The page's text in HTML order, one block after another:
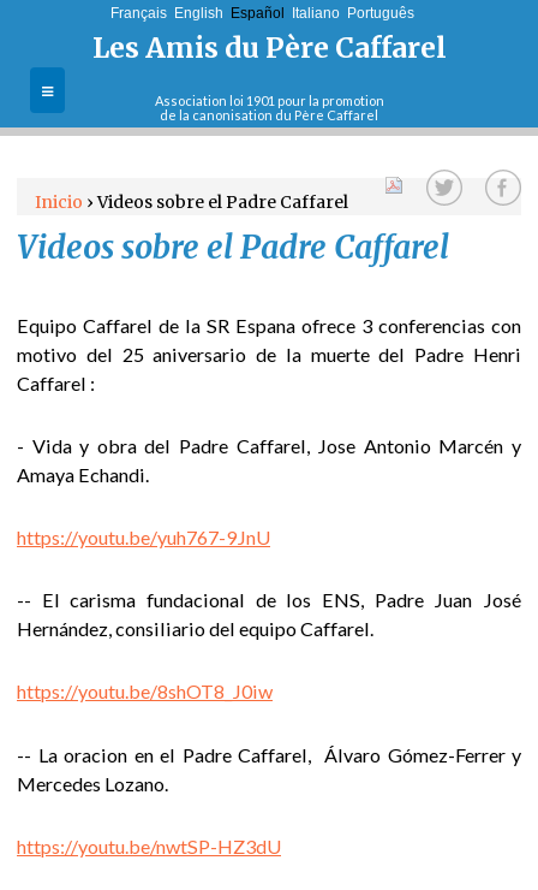
Jump to navigation
Les Amis du Père Caffarel
Association loi 1901 pour la promotion
de la canonisation du Père Caffarel
La asociación
Boletines
postulador
¿Por qué ?
Desarrollo
Escribir al
Postulador
Français English Español Italiano Português
U
t
d
t
á
a
q
u
Inicio ›Videos sobre el Padre Caffarel
Videos sobre el Padre Caffarel
Equipo Caffarel de la SR Espana ofrece 3 conferencias con
motivo del 25 aniversario de la muerte del Padre Henri
Caffarel :
- Vida y obra del Padre Caffarel, Jose Antonio Marcén y
Amaya Echandi.
https://youtu.be/yuh767-9JnU
-- El carisma fundacional de los ENS, Padre Juan José
Hernández, consiliario del equipo Caffarel.
https://youtu.be/8shOT8_J0iw
-- La oracion en el Padre Caffarel, Álvaro Gómez-Ferrer y
Mercedes Lozano.
https://youtu.be/nwtSP-HZ3dU